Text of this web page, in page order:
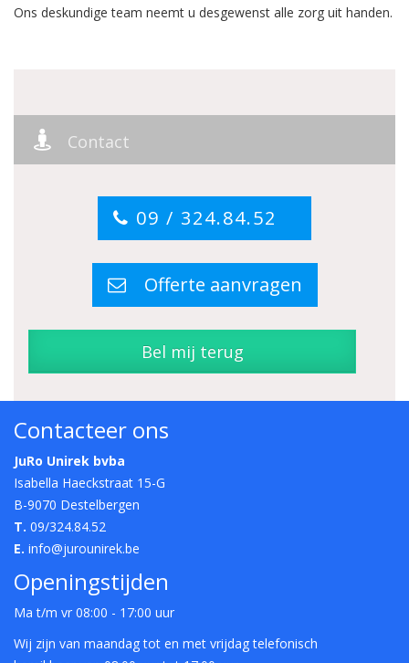
Ons deskundige team neemt u desgewenst alle zorg uit handen.
Contact
09 / 324.84.52
Offerte aanvragen
Bel mij terug
Contacteer ons
JuRo Unirek bvba
Isabella Haeckstraat 15-G
B-9070 Destelbergen
T. 09/324.84.52
E. info@jurounirek.be
Openingstijden
Ma t/m vr 08:00 - 17:00 uur
Wij zijn van maandag tot en met vrijdag telefonisch